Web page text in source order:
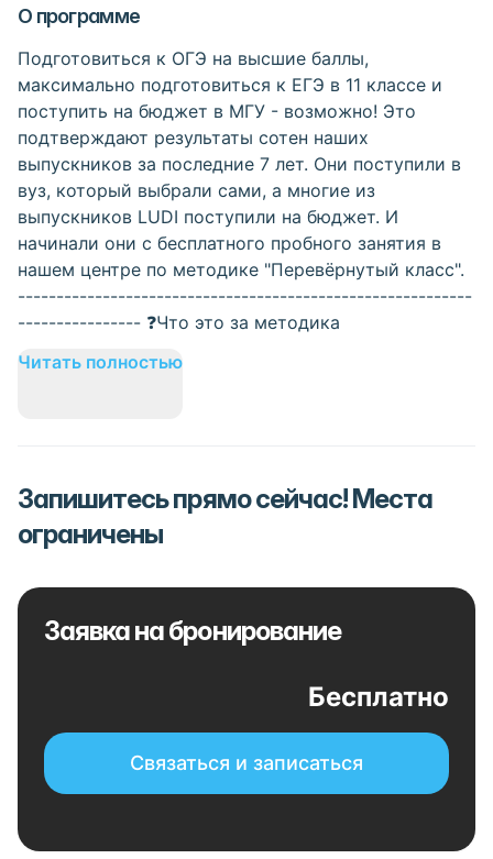
О программе
Подготовиться к ОГЭ на высшие баллы,
максимально подготовиться к ЕГЭ в 11 классе и
поступить на бюджет в МГУ - возможно! Это
подтверждают результаты сотен наших
выпускников за последние 7 лет. Они поступили в
вуз, который выбрали сами, а многие из
выпускников LUDI поступили на бюджет. И
начинали они с бесплатного пробного занятия в
нашем центре по методике "Перевёрнутый класс".
-----------------------------------------------------------
---------------- ❓Что это за методика
Читать полностью
Запишитесь прямо сейчас! Места
ограничены
Заявка на бронирование
Бесплатно
Связаться и записаться